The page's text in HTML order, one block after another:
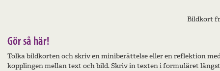
Bildkort
Gör så här!
Tolka bildkorten och skriv en miniberättelse eller en reflektion
kopplingen mellan text och bild. Skriv in texten i formuläret